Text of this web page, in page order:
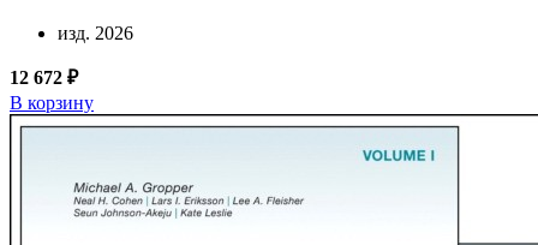
изд. 2026
12 672 ₽
В корзину